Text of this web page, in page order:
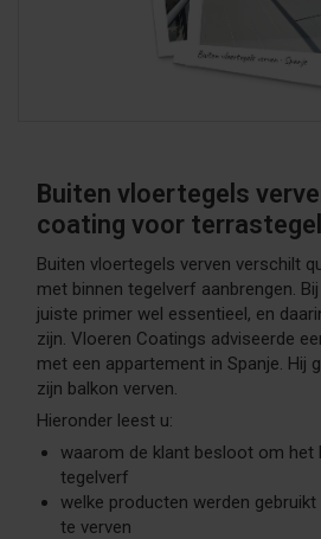
Buiten vloertegels
coating voor
Buiten vloertegels verven verschilt
met binnen tegelverf aanbrengen.
juiste primer wel essentieel, en
zijn. Vloeren Coatings adviseerde
met een appartement in Spanje. Hij
zijn balkon verven.
Hieronder leest u:
waarom de klant besloot om het
tegelverf
welke producten werden
te verven